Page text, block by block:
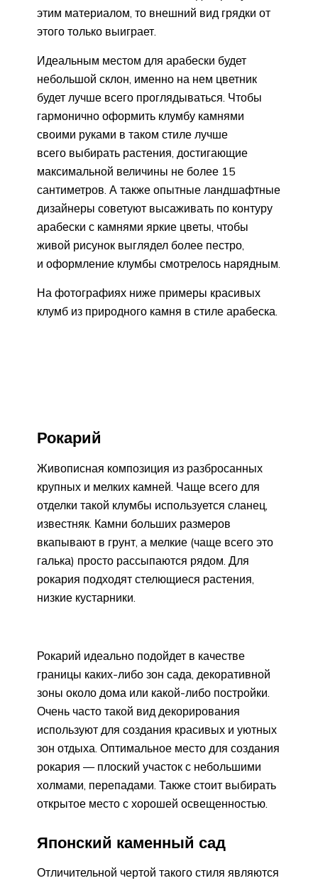
этим материалом, то внешний вид грядки от
этого только выиграет.
Идеальным местом для арабески будет
небольшой склон, именно на нем цветник
будет лучше всего проглядываться. Чтобы
гармонично оформить клумбу камнями
своими руками в таком стиле лучше
всего выбирать растения, достигающие
максимальной величины не более 15
сантиметров. А также опытные ландшафтные
дизайнеры советуют высаживать по контуру
арабески с камнями яркие цветы, чтобы
живой рисунок выглядел более пестро,
и оформление клумбы смотрелось нарядным.
На фотографиях ниже примеры красивых
клумб из природного камня в стиле арабеска.
Рокарий
Живописная композиция из разбросанных
крупных и мелких камней. Чаще всего для
отделки такой клумбы используется сланец,
известняк. Камни больших размеров
вкапывают в грунт, а мелкие (чаще всего это
галька) просто рассыпаются рядом. Для
рокария подходят стелющиеся растения,
низкие кустарники.
Рокарий идеально подойдет в качестве
границы каких-либо зон сада, декоративной
зоны около дома или какой-либо постройки.
Очень часто такой вид декорирования
используют для создания красивых и уютных
зон отдыха. Оптимальное место для создания
рокария — плоский участок с небольшими
холмами, перепадами. Также стоит выбирать
открытое место с хорошей освещенностью.
Японский каменный сад
Отличительной чертой такого стиля являются